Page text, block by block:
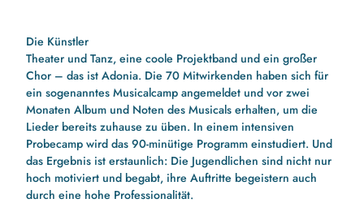
Die Künstler
Theater und Tanz, eine coole Projektband und ein großer
Chor – das ist Adonia. Die 70 Mitwirkenden haben sich für
ein sogenanntes Musicalcamp angemeldet und vor zwei
Monaten Album und Noten des Musicals erhalten, um die
Lieder bereits zuhause zu üben. In einem intensiven
Probecamp wird das 90-minütige Programm einstudiert. Und
das Ergebnis ist erstaunlich: Die Jugendlichen sind nicht nur
hoch motiviert und begabt, ihre Auftritte begeistern auch
durch eine hohe Professionalität.